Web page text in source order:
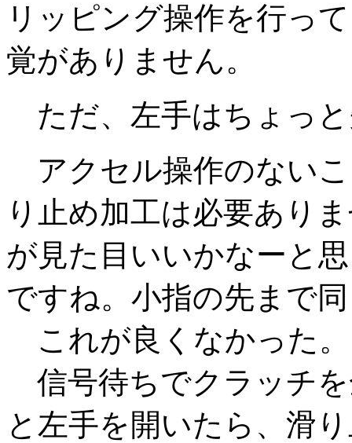
リッピング操作を行っ
覚がありません。
ただ、左手はちょっ
アクセル操作のない
り止め加工は必要あり
が見た目いいかなーと
ですね。小指の先まで
これが良くなかった。
信号待ちでクラッチ
と左手を開いたら、滑